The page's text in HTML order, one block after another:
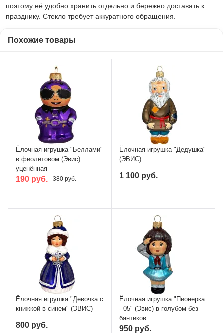
поэтому её удобно хранить отдельно и бережно доставать к
празднику. Стекло требует аккуратного обращения.
Похожие товары
Ёлочная игрушка "Беллами"
в фиолетовом (Эвис)
уценённая
190 руб. 380 руб.
Ёлочная игрушка "Дедушка"
(ЭВИС)
1 100 руб.
Ёлочная игрушка "Девочка с
книжкой в синем" (ЭВИС)
800 руб.
Ёлочная игрушка "Пионерка
- 05" (Эвис) в голубом без
бантиков
950 руб.